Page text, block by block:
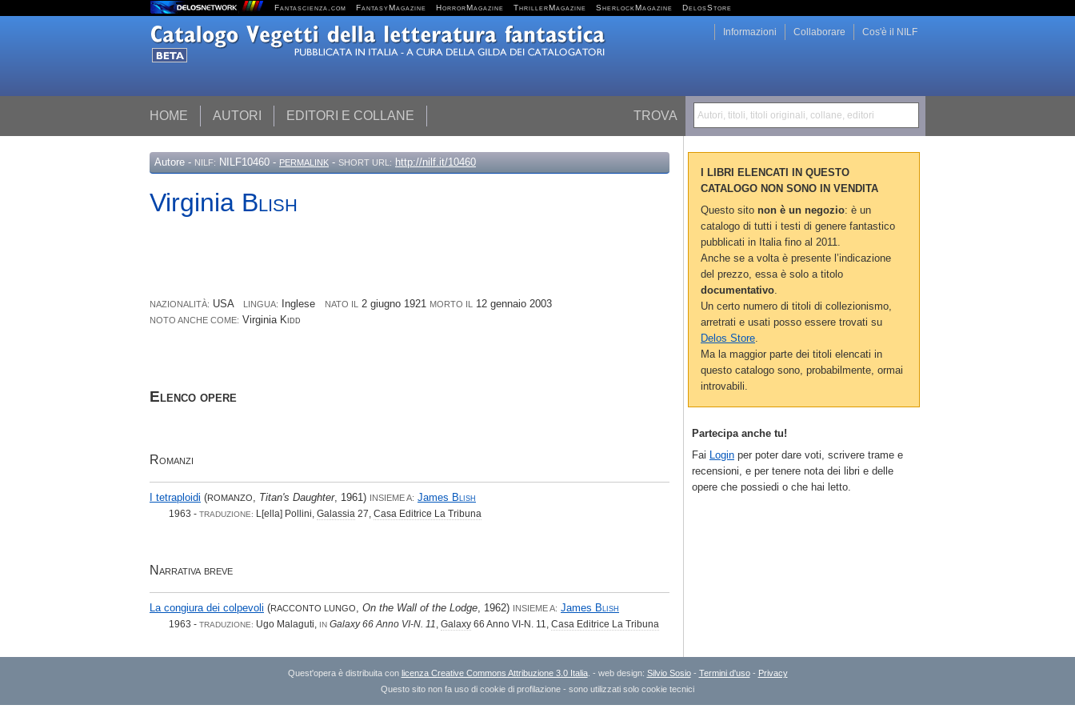
Fantascienza.com FantasyMagazine HorrorMagazine ThrillerMagazine SherlockMagazine DelosStore
TROVA Autori, titoli, titoli originali, collane, editori
HOME AUTORI EDITORI E COLLANE
Cos'è il NILF
Collaborare
Informazioni
Autore - NILF: NILF10460 - PERMALINK - SHORT URL: http://nilf.it/10460
Virginia Blish
NAZIONALITÀ: USA LINGUA: Inglese NATO IL 2 giugno 1921 MORTO IL 12 gennaio 2003
NOTO ANCHE COME: Virginia Kidd
Elenco opere
Romanzi
I tetraploidi (ROMANZO, Titan's Daughter, 1961) INSIEME A: James Blish
1963 - TRADUZIONE: L[ella] Pollini, Galassia 27, Casa Editrice La Tribuna
Narrativa breve
La congiura dei colpevoli (RACCONTO LUNGO, On the Wall of the Lodge, 1962) INSIEME A: James Blish
1963 - TRADUZIONE: Ugo Malaguti, IN Galaxy 66 Anno VI-N. 11, Galaxy 66 Anno VI-N. 11, Casa Editrice La Tribuna
I LIBRI ELENCATI IN QUESTO
CATALOGO NON SONO IN VENDITA
Questo sito non è un negozio: è un
catalogo di tutti i testi di genere fantastico
pubblicati in Italia fino al 2011.
Anche se a volta è presente l’indicazione
del prezzo, essa è solo a titolo
documentativo
Un certo numero di titoli di collezionismo,
arretrati e usati posso essere trovati su
Delos Store
Ma la maggior parte dei titoli elencati in
questo catalogo sono, probabilmente, ormai
introvabili.
Partecipa anche tu!
Fai Login per poter dare voti, scrivere trame e
recensioni, e per tenere nota dei libri e delle
opere che possiedi o che hai letto.
Quest'opera è distribuita con licenza Creative Commons Attribuzione 3.0 Italia. - web design: Silvio Sosio- Termini d'uso- Privacy
Questo sito non fa uso di cookie di profilazione - sono utilizzati solo cookie tecnici